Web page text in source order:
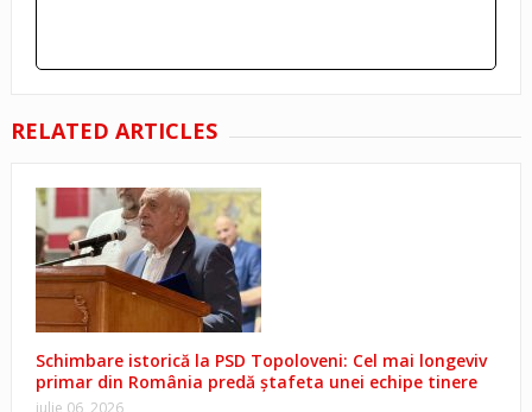
RELATED ARTICLES
Schimbare istorică la PSD Topoloveni: Cel mai longeviv
primar din România predă ștafeta unei echipe tinere
iulie 06, 2026